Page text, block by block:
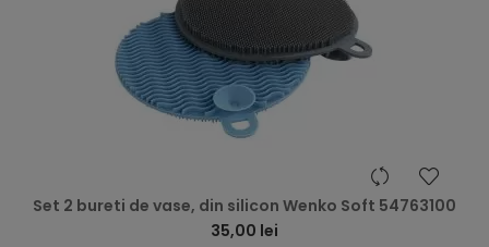
Set 2 bureti de vase, din silicon Wenko Soft 54763100
35,00 lei